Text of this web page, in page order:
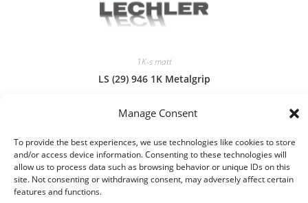
Manage Consent
To provide the best experiences, we use technologies like cookies to store
and/or access device information. Consenting to these technologies will
allow us to process data such as browsing behavior or unique IDs on this
site. Not consenting or withdrawing consent, may adversely affect certain
features and functions.
1K-s matt
LS (29) 946 1K Metalgrip
Tovább olvasom